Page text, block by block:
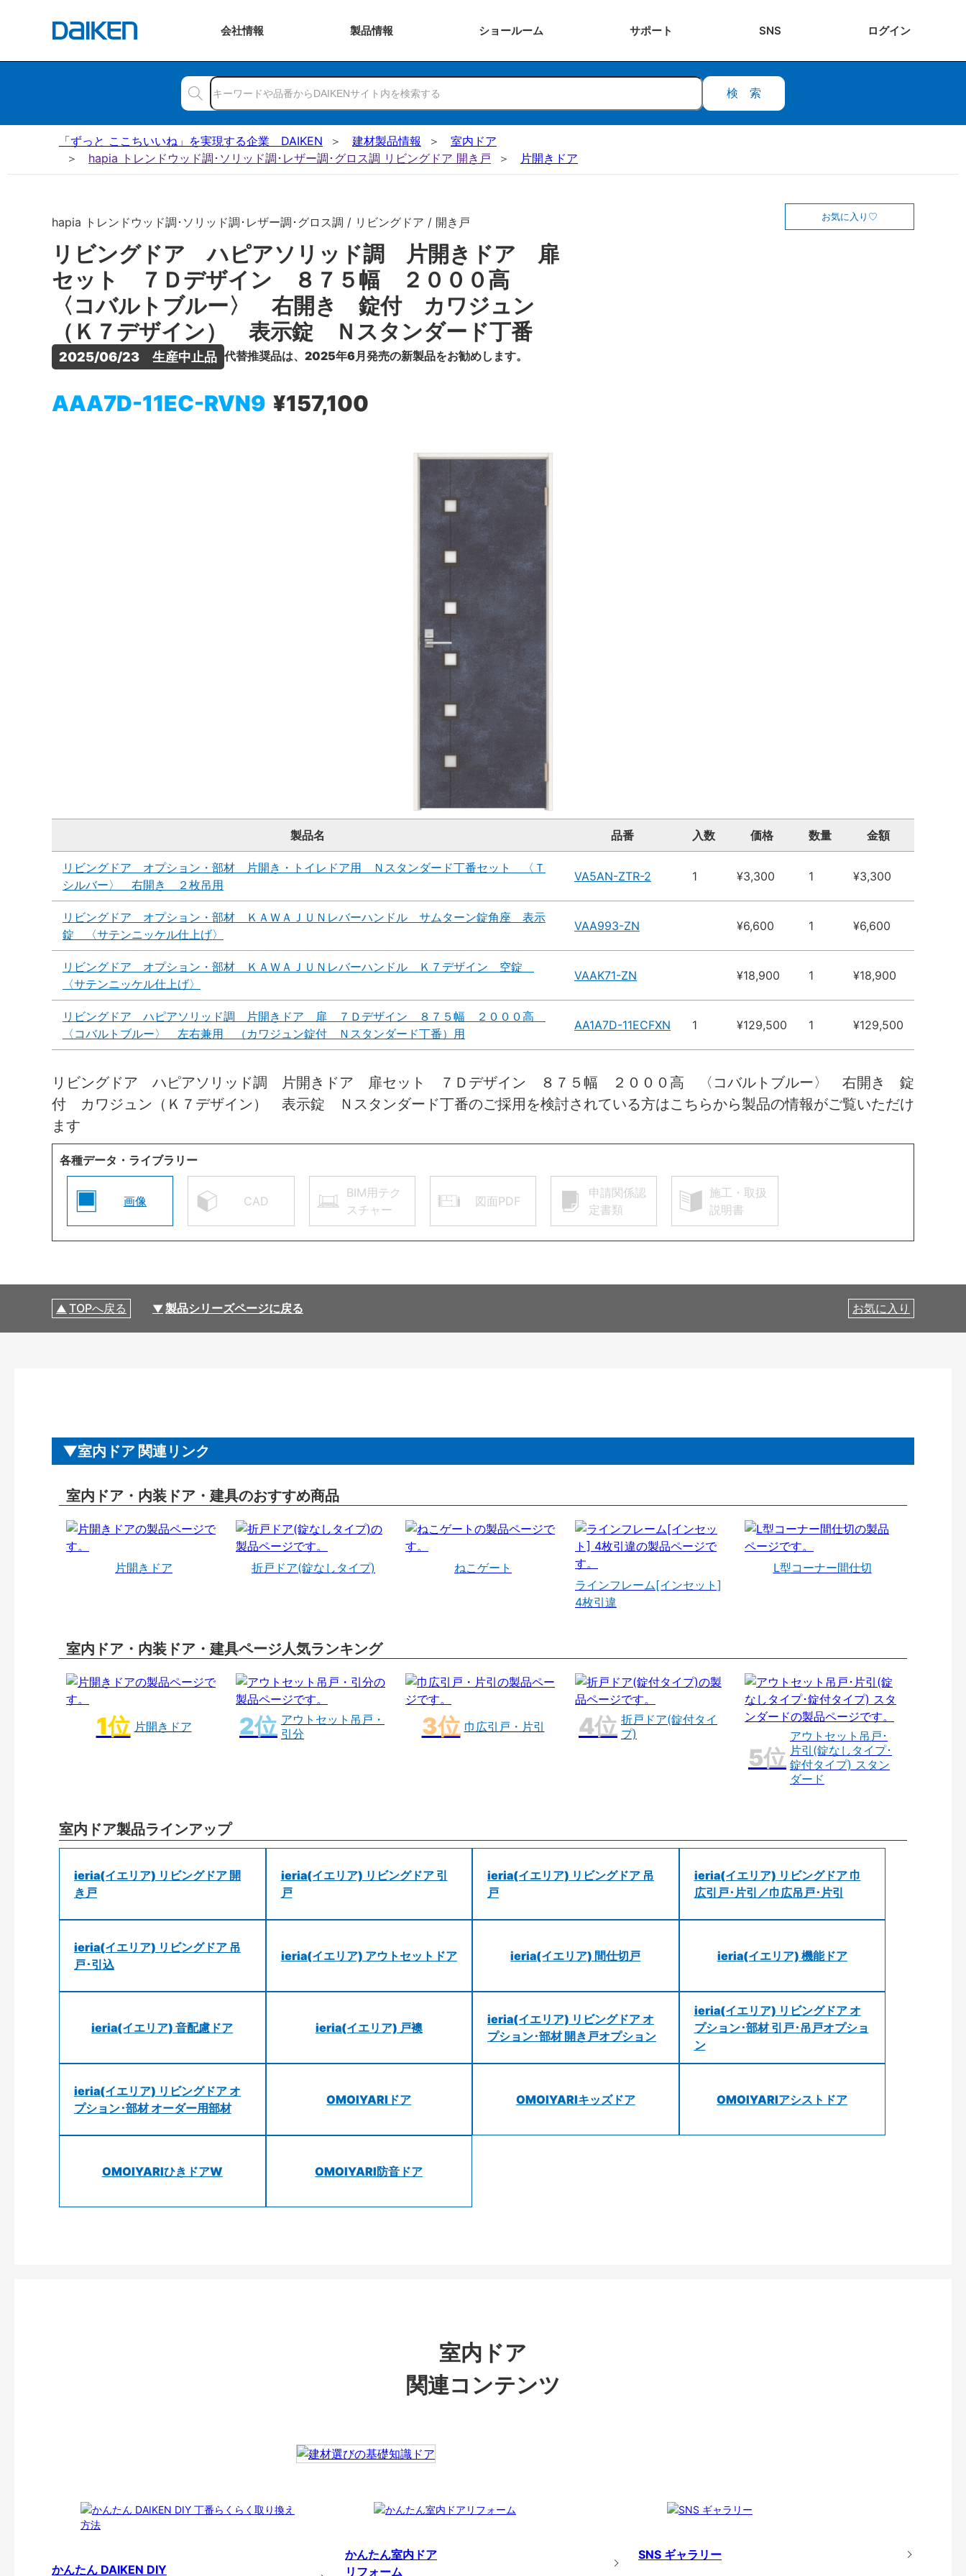
会社情報 製品情報 ショールーム サポート SNS ログイン
検索
「ずっと ここちいいね」を実現する企業 DAIKEN 建材製品情報
室内ドア
hapia トレンドウッド調･ソリッド調･レザー調･グロス調 リビングドア 開き戸
片開きドア
hapia トレンドウッド調･ソリッド調･レザー調･グロス調 / リビングドア / 開き戸
リビングドア ハピアソリッド調 片開きドア 扉
セット ７Ｄデザイン ８７５幅 ２０００高
〈コバルトブルー〉 右開き 錠付 カワジュン
（Ｋ７デザイン） 表示錠 Ｎスタンダード丁番
2025/06/23　生産中止品 代替推奨品は、2025年6月発売の新製品をお勧めします。
AAA7D-11EC-RVN9 ¥157,100
お気に入り
製品名 品番 入数 価格 数量 金額
リビングドア オプション・部材 片開き・トイレドア用 Ｎスタンダード丁番セット 〈Ｔ
シルバー〉 右開き ２枚吊用
VA5AN-ZTR-2 1 ¥3,300 1 ¥3,300
リビングドア オプション・部材 ＫＡＷＡＪＵＮレバーハンドル サムターン錠角座 表示
錠 〈サテンニッケル仕上げ〉
VAA993-ZN ¥6,600 1 ¥6,600
リビングドア オプション・部材 ＫＡＷＡＪＵＮレバーハンドル Ｋ７デザイン 空錠
〈サテンニッケル仕上げ〉
VAAK71-ZN ¥18,900 1 ¥18,900
リビングドア ハピアソリッド調 片開きドア 扉 ７Ｄデザイン ８７５幅 ２０００高
〈コバルトブルー〉 左右兼用 （カワジュン錠付 Ｎスタンダード丁番）用
AA1A7D-11ECFXN 1 ¥129,500 1 ¥129,500
リビングドア ハピアソリッド調 片開きドア 扉セット ７Ｄデザイン ８７５幅 ２０００高 〈コバルトブルー〉 右開き 錠
付 カワジュン（Ｋ７デザイン） 表示錠 Ｎスタンダード丁番のご採用を検討されている方はこちらから製品の情報がご覧いただけ
ます
各種データ・ライブラリー
画像 CAD
BIM用テク
スチャー
図面PDF
申請関係認
定書類
施工・取扱
説明書
TOPへ戻る 製品シリーズページに戻る お気に入り
室内ドア 関連リンク
室内ドア・内装ドア・建具のおすすめ商品
片開きドア 折戸ドア(錠なしタイプ)
ねこゲート
ラインフレーム[インセット]
4枚引違
L型コーナー間仕切
室内ドア・内装ドア・建具ページ人気ランキング
片開きドア
アウトセット吊戸・
引分
巾広引戸・片引
折戸ドア(錠付タイ
プ)
アウトセット吊戸･
片引(錠なしタイプ･
錠付タイプ) スタン
ダード
室内ドア製品ラインアップ
ieria(イエリア) リビングドア 開
き戸
ieria(イエリア) リビングドア 引
戸
ieria(イエリア) リビングドア 吊
戸
ieria(イエリア) リビングドア 巾
広引戸･片引／巾広吊戸･片引
ieria(イエリア) リビングドア 吊
戸･引込
ieria(イエリア) アウトセットドア ieria(イエリア) 間仕切戸 ieria(イエリア) 機能ドア
ieria(イエリア) 音配慮ドア ieria(イエリア) 戸襖
ieria(イエリア) リビングドア オ
プション･部材 開き戸オプション
ieria(イエリア) リビングドア オ
プション･部材 引戸･吊戸オプショ
ン
ieria(イエリア) リビングドア オ
プション･部材 オーダー用部材
OMOIYARIドア OMOIYARIキッズドア OMOIYARIアシストドア
OMOIYARIひきドアW OMOIYARI防音ドア
室内ドア
関連コンテンツ
かんたん DAIKEN DIY
かんたん室内ドア
リフォーム
SNS ギャラリー